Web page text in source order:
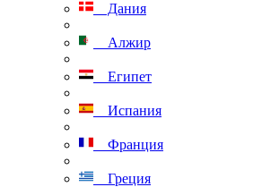
Дания
Алжир
Египет
Испания
Франция
Греция